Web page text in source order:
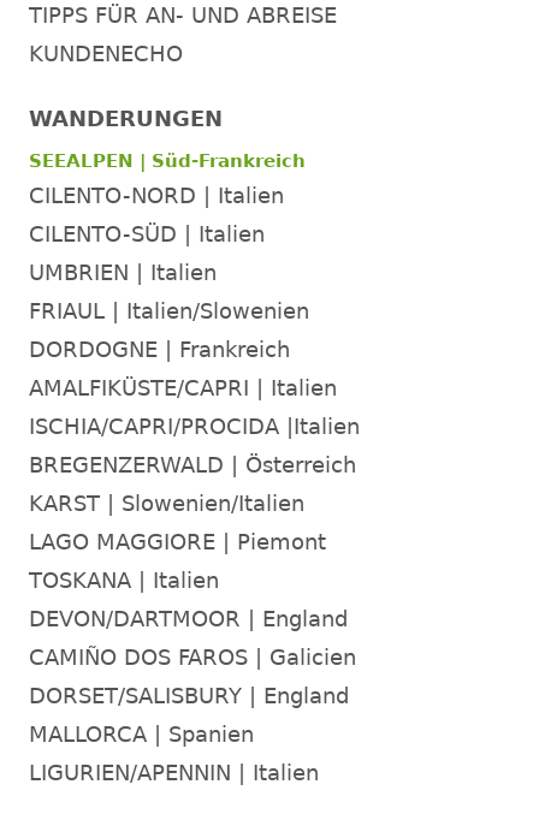
TIPPS FÜR AN- UND ABREISE
KUNDENECHO
WANDERUNGEN
SEEALPEN | Süd-Frankreich
CILENTO-NORD | Italien
CILENTO-SÜD | Italien
UMBRIEN | Italien
FRIAUL | Italien/Slowenien
DORDOGNE | Frankreich
AMALFIKÜSTE/CAPRI | Italien
ISCHIA/CAPRI/PROCIDA |Italien
BREGENZERWALD | Österreich
KARST | Slowenien/Italien
LAGO MAGGIORE | Piemont
TOSKANA | Italien
DEVON/DARTMOOR | England
CAMIÑO DOS FAROS | Galicien
DORSET/SALISBURY | England
MALLORCA | Spanien
LIGURIEN/APENNIN | Italien